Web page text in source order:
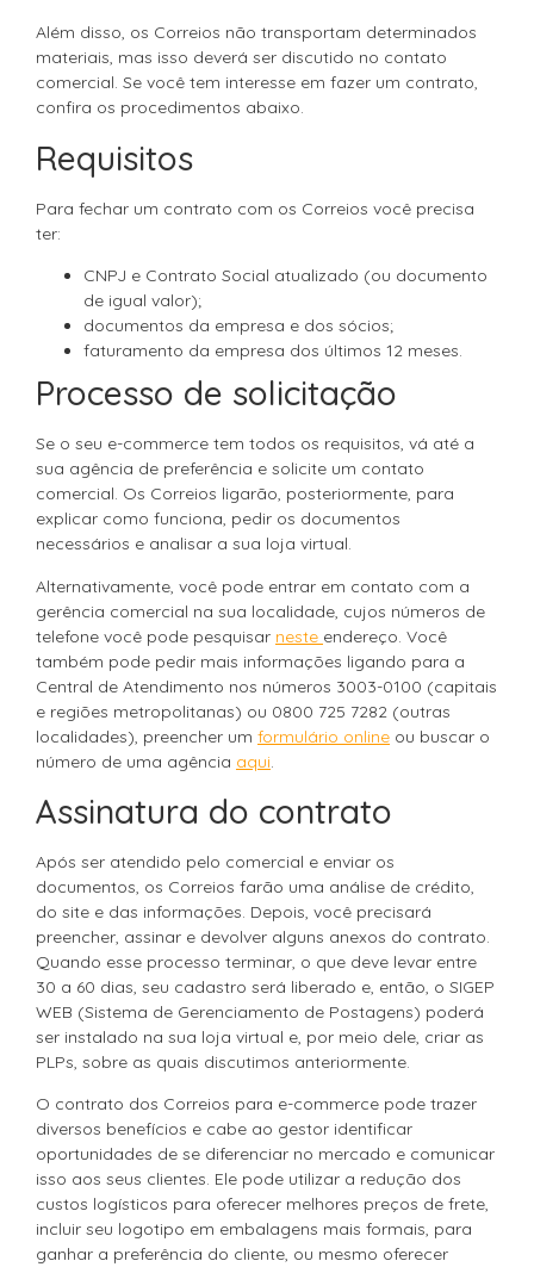
Além disso, os Correios não transportam determinados
materiais, mas isso deverá ser discutido no contato
comercial. Se você tem interesse em fazer um contrato,
confira os procedimentos abaixo.
Requisitos
Para fechar um contrato com os Correios você precisa
ter:
CNPJ e Contrato Social atualizado (ou documento
de igual valor);
documentos da empresa e dos sócios;
faturamento da empresa dos últimos 12 meses.
Processo de solicitação
Se o seu e-commerce tem todos os requisitos, vá até a
sua agência de preferência e solicite um contato
comercial. Os Correios ligarão, posteriormente, para
explicar como funciona, pedir os documentos
necessários e analisar a sua loja virtual.
Alternativamente, você pode entrar em contato com a
gerência comercial na sua localidade, cujos números de
telefone você pode pesquisar neste endereço. Você
também pode pedir mais informações ligando para a
Central de Atendimento nos números 3003-0100 (capitais
e regiões metropolitanas) ou 0800 725 7282 (outras
localidades), preencher um formulário online ou buscar o
número de uma agência aqui
Assinatura do contrato
Após ser atendido pelo comercial e enviar os
documentos, os Correios farão uma análise de crédito,
do site e das informações. Depois, você precisará
preencher, assinar e devolver alguns anexos do contrato.
Quando esse processo terminar, o que deve levar entre
30 a 60 dias, seu cadastro será liberado e, então, o SIGEP
WEB (Sistema de Gerenciamento de Postagens) poderá
ser instalado na sua loja virtual e, por meio dele, criar as
PLPs, sobre as quais discutimos anteriormente.
O contrato dos Correios para e-commerce pode trazer
diversos benefícios e cabe ao gestor identificar
oportunidades de se diferenciar no mercado e comunicar
isso aos seus clientes. Ele pode utilizar a redução dos
custos logísticos para oferecer melhores preços de frete,
incluir seu logotipo em embalagens mais formais, para
ganhar a preferência do cliente, ou mesmo oferecer